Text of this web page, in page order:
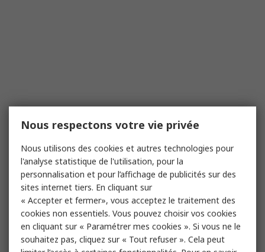
Nous respectons votre vie privée
Nous utilisons des cookies et autres technologies pour
l'analyse statistique de l'utilisation, pour la
personnalisation et pour l’affichage de publicités sur des
sites internet tiers. En cliquant sur
« Accepter et fermer», vous acceptez le traitement des
cookies non essentiels. Vous pouvez choisir vos cookies
en cliquant sur « Paramétrer mes cookies ». Si vous ne le
souhaitez pas, cliquez sur « Tout refuser ». Cela peut